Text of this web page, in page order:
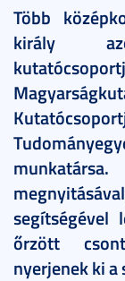
Több
király
őrzött
nyerjenek ki a